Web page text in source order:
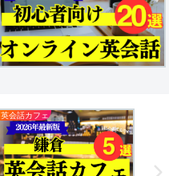
英会話カフェ